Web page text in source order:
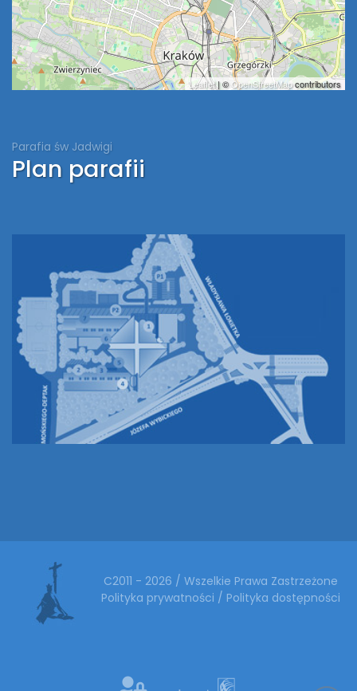
Leaflet| ©OpenStreetMapcontributors
Parafia św Jadwigi
Plan parafii
C2011 - 2026 / Wszelkie Prawa Zastrzeżone
Polityka prywatności / Polityka dostępności